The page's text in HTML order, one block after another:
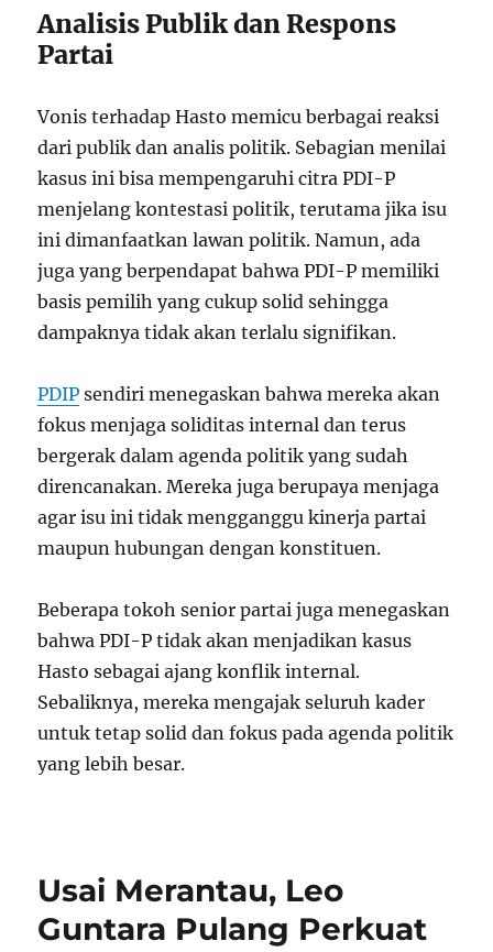
Analisis Publik dan Respons
Partai
Vonis terhadap Hasto memicu berbagai reaksi
dari publik dan analis politik. Sebagian menilai
kasus ini bisa mempengaruhi citra PDI-P
menjelang kontestasi politik, terutama jika isu
ini dimanfaatkan lawan politik. Namun, ada
juga yang berpendapat bahwa PDI-P memiliki
basis pemilih yang cukup solid sehingga
dampaknya tidak akan terlalu signifikan.
PDIP sendiri menegaskan bahwa mereka akan
fokus menjaga soliditas internal dan terus
bergerak dalam agenda politik yang sudah
direncanakan. Mereka juga berupaya menjaga
agar isu ini tidak mengganggu kinerja partai
maupun hubungan dengan konstituen.
Beberapa tokoh senior partai juga menegaskan
bahwa PDI-P tidak akan menjadikan kasus
Hasto sebagai ajang konflik internal.
Sebaliknya, mereka mengajak seluruh kader
untuk tetap solid dan fokus pada agenda politik
yang lebih besar.
Usai Merantau, Leo
Guntara Pulang Perkuat